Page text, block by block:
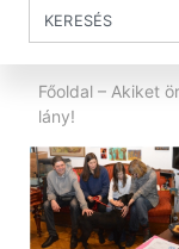
Főoldal – Akiket
lány!